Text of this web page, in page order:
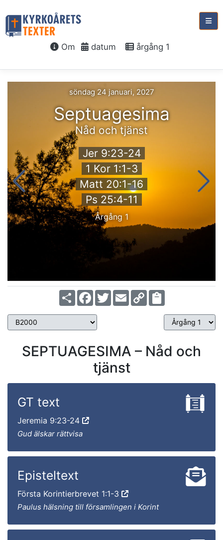
Om datum årgång 1
söndag 24 januari, 2027
Septuagesima
Nåd och tjänst
Jer 9:23-24
1 Kor 1:1-3
Matt 20:1-16
Ps 25:4-11
Årgång 1
ShareFacebook
TwitterEmailCopy
Link
SEPTUAGESIMA – Nåd och
tjänst
GT text
Jeremia 9:23-24
Gud älskar rättvisa
Episteltext
Första Korintierbrevet 1:1-3
Paulus hälsning till församlingen i Korint